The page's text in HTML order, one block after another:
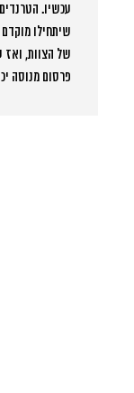
עכשיו.
שיתחילו מוקדם
של הצוות, ואז
פרסום מנוסה